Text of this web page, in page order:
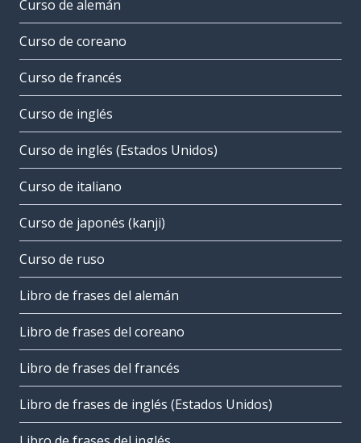
Curso de alemán
Curso de coreano
Curso de francés
Curso de inglés
Curso de inglés (Estados Unidos)
Curso de italiano
Curso de japonés (kanji)
Curso de ruso
Libro de frases del alemán
Libro de frases del coreano
Libro de frases del francés
Libro de frases de inglés (Estados Unidos)